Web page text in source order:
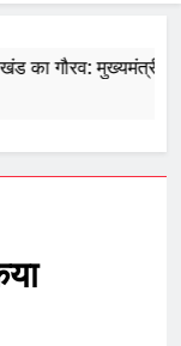
का गौरव: मुख्यमंत्री